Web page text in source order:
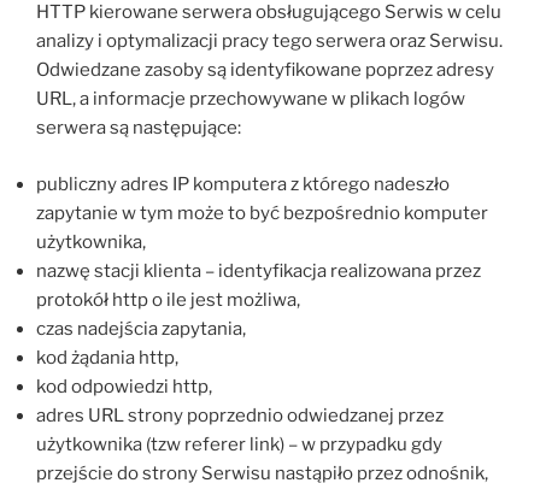
HTTP kierowane serwera obsługującego Serwis w celu
analizy i optymalizacji pracy tego serwera oraz Serwisu.
Odwiedzane zasoby są identyfikowane poprzez adresy
URL, a informacje przechowywane w plikach logów
serwera są następujące:
publiczny adres IP komputera z którego nadeszło
zapytanie w tym może to być bezpośrednio komputer
użytkownika,
nazwę stacji klienta – identyfikacja realizowana przez
protokół http o ile jest możliwa,
czas nadejścia zapytania,
kod żądania http,
kod odpowiedzi http,
adres URL strony poprzednio odwiedzanej przez
użytkownika (tzw referer link) – w przypadku gdy
przejście do strony Serwisu nastąpiło przez odnośnik,